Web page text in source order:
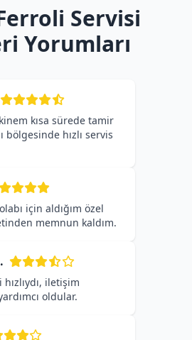
Servisi
Yorumları
kısa sürede tamir
bölgesinde hızlı servis
için aldığım özel
memnun kaldım.
iletişim
oldular.